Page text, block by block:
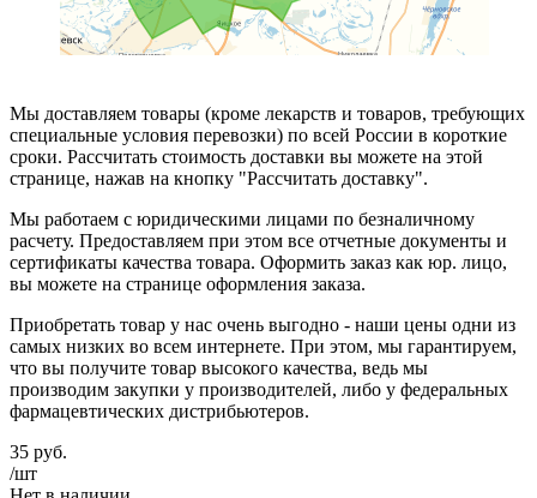
Мы доставляем товары (кроме лекарств и товаров, требующих
специальные условия перевозки) по всей России в короткие
сроки. Рассчитать стоимость доставки вы можете на этой
странице, нажав на кнопку "Рассчитать доставку".
Мы работаем с юридическими лицами по безналичному
расчету. Предоставляем при этом все отчетные документы и
сертификаты качества товара. Оформить заказ как юр. лицо,
вы можете на странице оформления заказа.
Приобретать товар у нас очень выгодно - наши цены одни из
самых низких во всем интернете. При этом, мы гарантируем,
что вы получите товар высокого качества, ведь мы
производим закупки у производителей, либо у федеральных
фармацевтических дистрибьютеров.
35 руб.
/шт